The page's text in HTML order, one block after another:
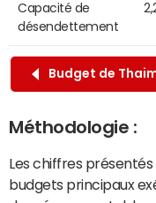
Capacité de
désendettement
Budget de
Méthodologie :
Les chiffres
budgets principaux